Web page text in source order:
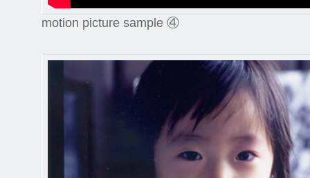
motion picture sample ④